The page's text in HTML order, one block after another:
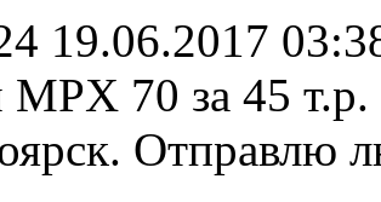
19.06.2017
70 за 45
Отправлю